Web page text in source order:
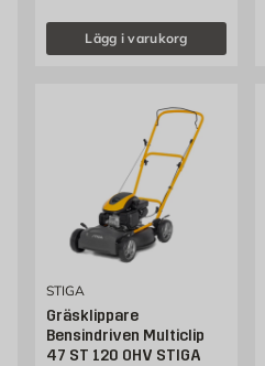
Lägg i varukorg
STIGA
Gräsklippare
Bensindriven Multiclip
47 ST 120 OHV STIGA